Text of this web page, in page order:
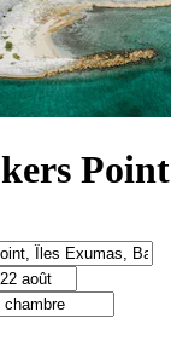
Point